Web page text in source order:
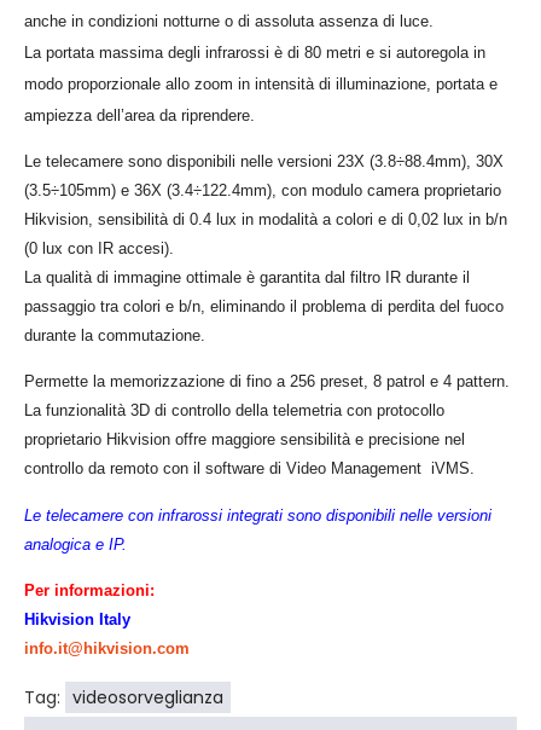
anche in condizioni notturne o di assoluta assenza di luce.
La portata massima degli infrarossi è di 80 metri e si autoregola in
modo proporzionale allo zoom in intensità di illuminazione, portata e
ampiezza dell’area da riprendere.
Le telecamere sono disponibili nelle versioni 23X (3.8÷88.4mm), 30X
(3.5÷105mm) e 36X (3.4÷122.4mm), con modulo camera proprietario
Hikvision, sensibilità di 0.4 lux in modalità a colori e di 0,02 lux in b/n
(0 lux con IR accesi).
La qualità di immagine ottimale è garantita dal filtro IR durante il
passaggio tra colori e b/n, eliminando il problema di perdita del fuoco
durante la commutazione.
Permette la memorizzazione di fino a 256 preset, 8 patrol e 4 pattern.
La funzionalità 3D di controllo della telemetria con protocollo
proprietario Hikvision offre maggiore sensibilità e precisione nel
controllo da remoto con il software di Video Management iVMS.
Le telecamere con infrarossi integrati sono disponibili nelle versioni
analogica e IP.
Per informazioni:
Hikvision Italy
info.it@hikvision.com
Tag: videosorveglianza